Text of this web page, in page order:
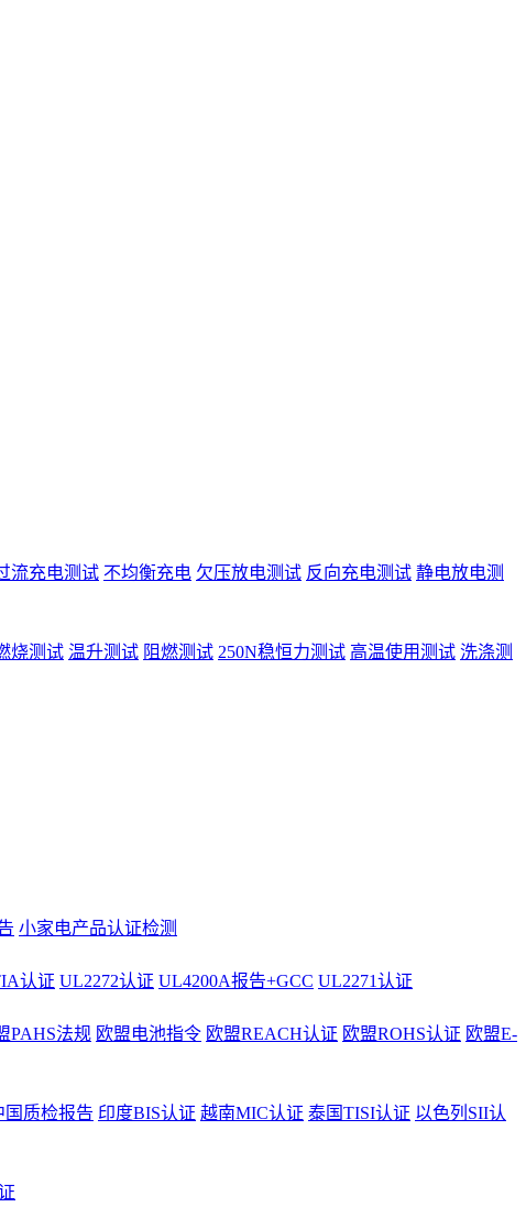
流充电测试 不均衡充电 欠压放电测试 反向充电测试 静电放电测
烧测试 温升测试 阻燃测试 250N稳恒力测试 高温使用测试 洗涤测
小家电产品认证检测
认证 UL2272认证 UL4200A报告+GCC UL2271认证
PAHS法规 欧盟电池指令 欧盟REACH认证 欧盟ROHS认证 欧盟E-
国质检报告 印度BIS认证 越南MIC认证 泰国TISI认证 以色列SII认